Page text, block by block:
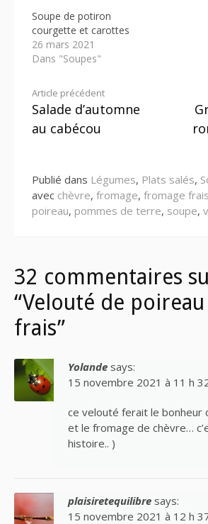
Soupe de potiron
courgette et carottes
26 mars 2021
Dans "Soupes"
Lire
la
Article précédent
Salade d’automne
au cabécou
Publié dans Légumes, Plats salés,
avec chèvre, fromage, fromage frais
poireau, pommes de terre, soupe,
32 commentaires
“Velouté de
frais”
Yolande says:
15 novembre 2021 à 11 h
ce velouté ferait le bonheur
et le fromage de chèvre…
histoire.. )
plaisiretequilibre says:
15 novembre 2021 à 12 h